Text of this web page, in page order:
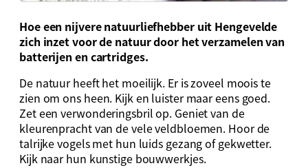
Hoe een nijvere natuurliefhebber uit Hengevelde
zich inzet voor de natuur door het verzamelen van
batterijen en cartridges.
De natuur heeft het moeilijk. Er is zoveel moois te
zien om ons heen. Kijk en luister maar eens goed.
Zet een verwonderingsbril op. Geniet van de
kleurenpracht van de vele veldbloemen. Hoor de
talrijke vogels met hun luids gezang of gekwetter.
Kijk naar hun kunstige bouwwerkjes.